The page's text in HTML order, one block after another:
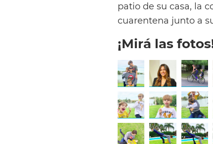
patio de su casa, la
cuarentena junto a
¡Mirá las